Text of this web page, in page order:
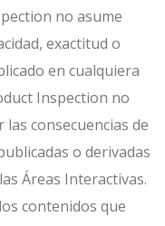
no asume
exactitud o
en cualquiera
Inspection no
consecuencias de
o derivadas
Áreas Interactivas.
contenidos que